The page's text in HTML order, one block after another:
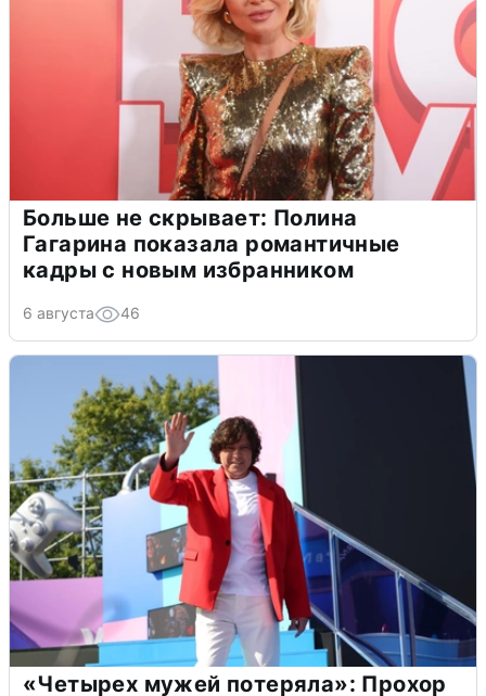
Больше не скрывает: Полина
Гагарина показала романтичные
кадры с новым избранником
6 августа 46
«Четырех мужей потеряла»: Прохор